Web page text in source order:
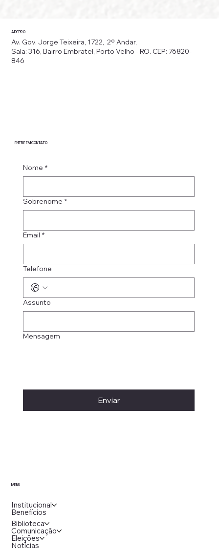
ADEPRO
Av. Gov. Jorge Teixeira, 1722, 2º Andar,
Sala: 316, Bairro Embratel, Porto Velho - RO. CEP: 76820-
846
MENU
Institucional
Benefícios
Biblioteca
Comunicação
Eleições
Notícias
ENTRE EM CONTATO
Nome *
Sobrenome *
Email *
Telefone
Assunto
Mensagem
Enviar